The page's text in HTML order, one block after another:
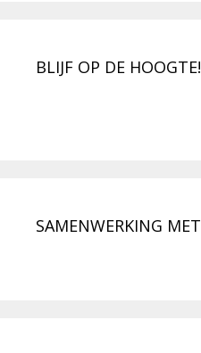
BLIJF OP DE HOOGTE!
SAMENWERKING MET